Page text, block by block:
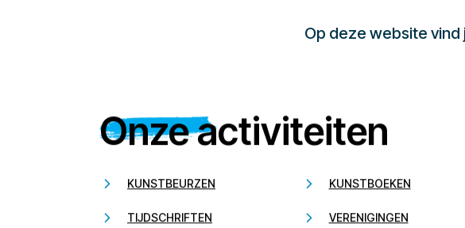
Op deze website vind
Onze activiteiten
KUNSTBEURZEN KUNSTBOEKEN
TIJDSCHRIFTEN VERENIGINGEN